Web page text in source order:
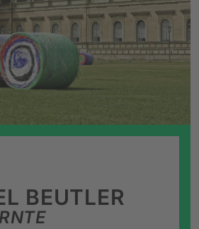
BEUTLER